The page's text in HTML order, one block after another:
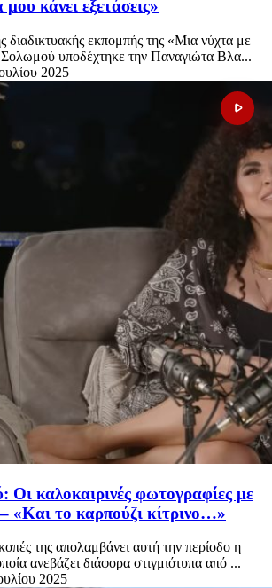
κάνει εξετάσεις»
διαδικτυακής εκπομπής της «Μια νύχτα με
υποδέχτηκε την Παναγιώτα Βλα...
2025
καλοκαιρινές φωτογραφίες με
«Και το καρπούζι κίτρινο…»
της απολαμβάνει αυτή την περίοδο η
ανεβάζει διάφορα στιγμιότυπα από ...
2025